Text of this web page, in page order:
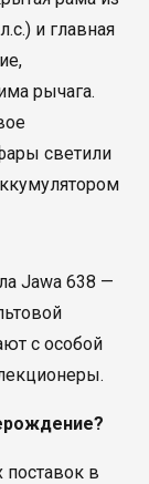
и главная
рычага.
светили
Jawa 638 —
с особой
в